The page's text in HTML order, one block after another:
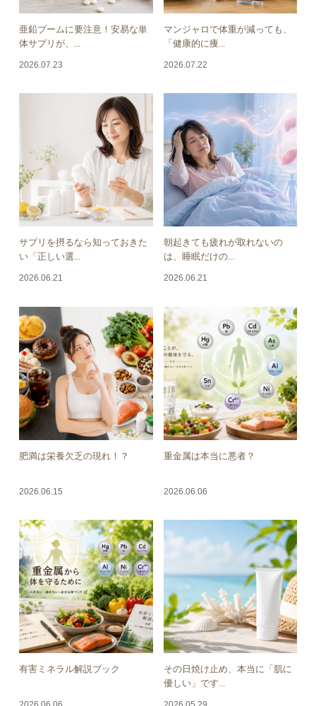
亜鉛ブームに要注意！安易な単
体サプリが、...
2026.07.23
マンジャロで体重が減っても、
「健康的に痩...
2026.07.22
サプリを摂るなら知っておきた
い「正しい選...
2026.06.21
朝起きても疲れが取れないの
は、睡眠だけの...
2026.06.21
肥満は栄養欠乏の現れ！？
2026.06.15
重金属は本当に悪者？
2026.06.06
有害ミネラル解説ブック
その日焼け止め、本当に「肌に
優しい」です...